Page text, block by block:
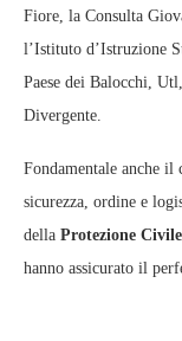
Fiore, la Consulta
l’Istituto d’Istruzione
Paese dei Balocchi,
Divergente.
Fondamentale anche
sicurezza, ordine e
della Protezione
hanno assicurato il